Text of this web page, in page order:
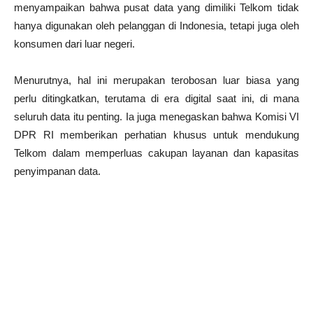
menyampaikan bahwa pusat data yang dimiliki Telkom tidak
hanya digunakan oleh pelanggan di Indonesia, tetapi juga oleh
konsumen dari luar negeri.
Menurutnya, hal ini merupakan terobosan luar biasa yang
perlu ditingkatkan, terutama di era digital saat ini, di mana
seluruh data itu penting. Ia juga menegaskan bahwa Komisi VI
DPR RI memberikan perhatian khusus untuk mendukung
Telkom dalam memperluas cakupan layanan dan kapasitas
penyimpanan data.